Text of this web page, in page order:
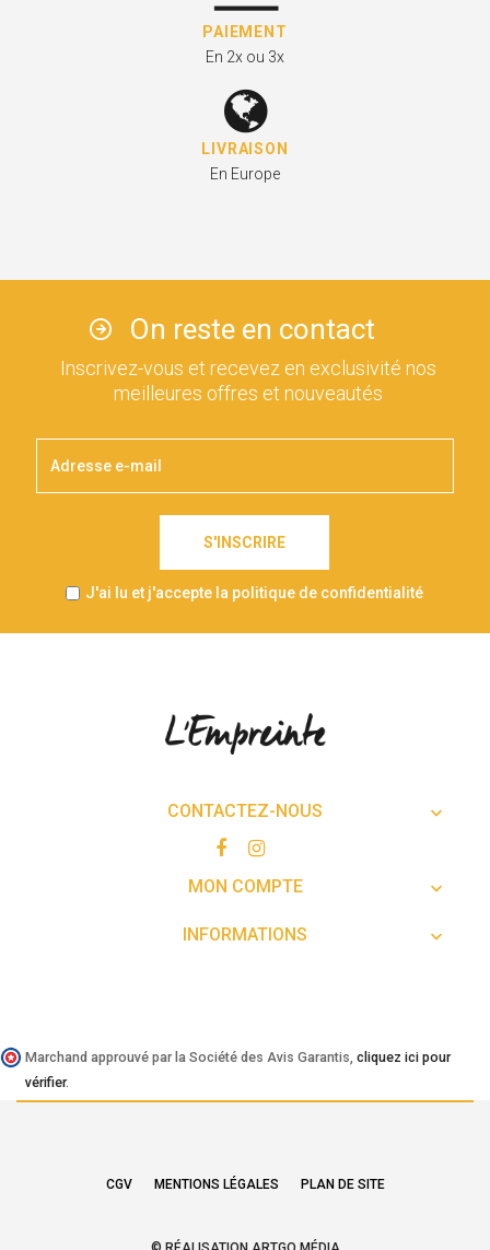
PAIEMENT
En 2x ou 3x
LIVRAISON
En Europe
On reste en contact
Inscrivez-vous et recevez en exclusivité nos
meilleures offres et nouveautés
S'INSCRIRE
J'ai lu et j'accepte la politique de confidentialité
CONTACTEZ-NOUS 
MON COMPTE 
INFORMATIONS 
Marchand approuvé par la Société des Avis Garantis, cliquez ici pour
vérifier.
CGV MENTIONS LÉGALES PLAN DE SITE